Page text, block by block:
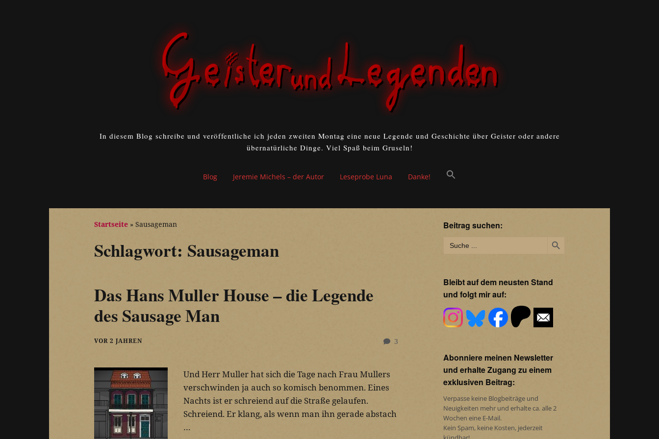
In diesem Blog schreibe und veröffentliche ich jeden zweiten Montag eine neue Legende und Geschichte über Geister oder andere
übernatürliche Dinge. Viel Spaß beim Gruseln!
Blog Jeremie Michels – der Autor Leseprobe Luna Danke!
Startseite » Sausageman
Schlagwort: Sausageman
Das Hans Muller House – die Legende
des Sausage Man
3
VOR 2 JAHREN
Und Herr Muller hat sich die Tage nach Frau Mullers
verschwinden ja auch so komisch benommen. Eines
Nachts ist er schreiend auf die Straße gelaufen.
Schreiend. Er klang, als wenn man ihn gerade abstach
…
Beitrag suchen:
for:
Bleibt auf dem neusten Stand
und folgt mir auf:
Abonniere meinen Newsletter
und erhalte Zugang zu einem
exklusiven Beitrag:
Verpasse keine Blogbeiträge und
Neuigkeiten mehr und erhalte ca. alle 2
Wochen eine E-Mail.
Kein Spam, keine Kosten, jederzeit